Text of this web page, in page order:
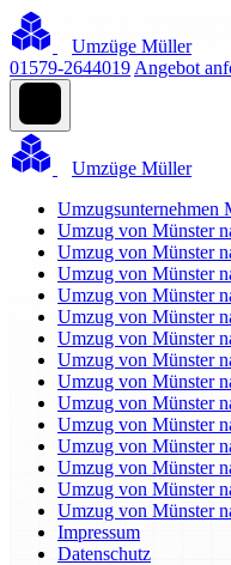
Umzüge Müller
01579-2644019 Angebot
Umzüge Müller
Umzugsunternehmen
Umzug von Münster
Umzug von Münster
Umzug von Münster
Umzug von Münster
Umzug von Münster
Umzug von Münster
Umzug von Münster
Umzug von Münster
Umzug von Münster
Umzug von Münster
Umzug von Münster
Umzug von Münster
Umzug von Münster
Umzug von Münster
Impressum
Datenschutz